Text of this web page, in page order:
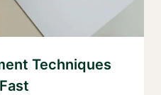
Techniques